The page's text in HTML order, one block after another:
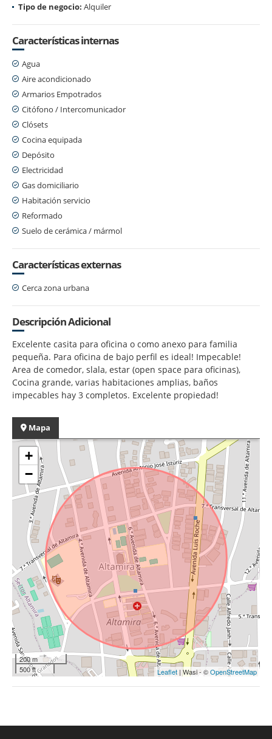
Tipo de negocio: Alquiler
Características internas
Agua
Aire acondicionado
Armarios Empotrados
Citófono / Intercomunicador
Clósets
Cocina equipada
Depósito
Electricidad
Gas domiciliario
Habitación servicio
Reformado
Suelo de cerámica / mármol
Características externas
Cerca zona urbana
Descripción Adicional
Excelente casita para oficina o como anexo para familia
pequeña. Para oficina de bajo perfil es ideal! Impecable!
Area de comedor, slala, estar (open space para oficinas),
Cocina grande, varias habitaciones amplias, baños
impecables hay 3 completos. Excelente propiedad!
Mapa
+
−
200 m
500 ft
Leaflet | Wasi - ©OpenStreetMap